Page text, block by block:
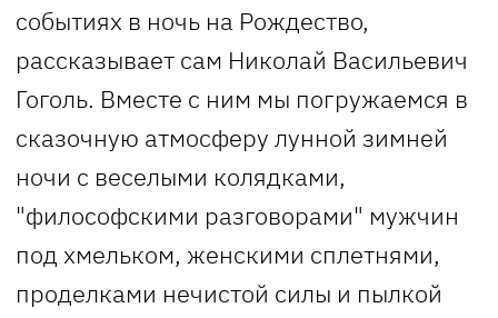
событиях в ночь на Рождество,
рассказывает сам Николай Васильевич
Гоголь. Вместе с ним мы погружаемся в
сказочную атмосферу лунной зимней
ночи с веселыми колядками,
"философскими разговорами" мужчин
под хмельком, женскими сплетнями,
проделками нечистой силы и пылкой